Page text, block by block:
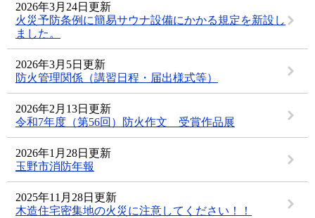
2026年3月24日更新
火災予防条例に簡易サウナ設備にかかる規定を新設し
ました。
2026年3月5日更新
防火管理関係（講習日程・届出様式等）
2026年2月13日更新
令和7年度（第56回）防火作文 受賞作品展
2026年1月28日更新
玉野市消防年報
2025年11月28日更新
木造住宅密集地の火災に注意してください！！